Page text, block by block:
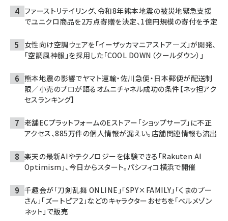
ファーストリテイリング、令和8年熊本地震の被災地緊急支援
でユニクロ商品を2万点寄贈を決定、1億円規模の寄付を予定
女性向け空調ウェアを「イーザッカマニアストア―ズ」が開発、
「空調風神服」を採用した「COOL DOWN（クールダウン）」
熊本地震の影響でヤマト運輸・佐川急便・日本郵便が配送制
限／小売のプロが語るオムニチャネル成功の条件【ネッ担アク
セスランキング】
老舗ECプラットフォームのEストアー「ショップサーブ」に不正
アクセス、885万件の個人情報が漏えい。店舗関連情報も流出
楽天の最新AIやテクノロジーを体験できる「Rakuten AI
Optimism」、今日からスタート。パシフィコ横浜で開催
千趣会が「刀剣乱舞 ONLINE」「SPY×FAMILY」「くまのプー
さん」「ズートピア2」などのキャラクターおせちを「ベルメゾン
ネット」で販売